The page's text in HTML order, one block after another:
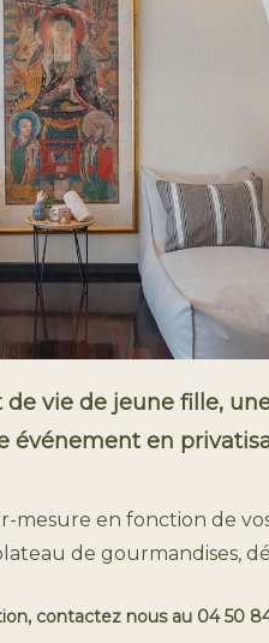
vie de jeune fille,
événement en
mesure en fonction de
de gourmandises,
contactez nous au 04 50